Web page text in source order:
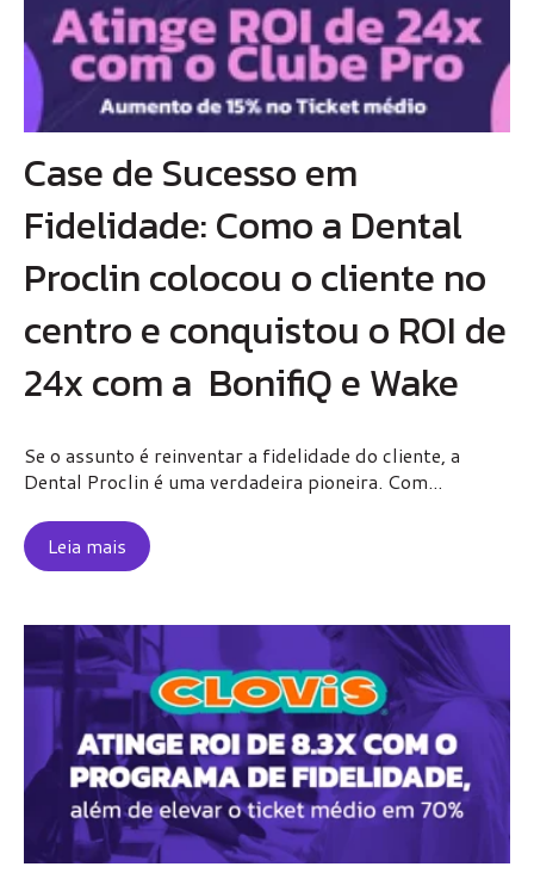
Case de Sucesso em
Fidelidade: Como a Dental
Proclin colocou o cliente no
centro e conquistou o ROI de
24x com a BonifiQ e Wake
Se o assunto é reinventar a fidelidade do cliente, a
Dental Proclin é uma verdadeira pioneira. Com...
Leia mais